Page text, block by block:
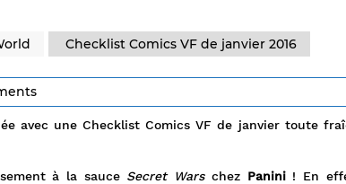
Checklist Comics VF de janvier 2016
avec une Checklist Comics VF de janvier toute
à la sauce Secret Warschez Panini! En